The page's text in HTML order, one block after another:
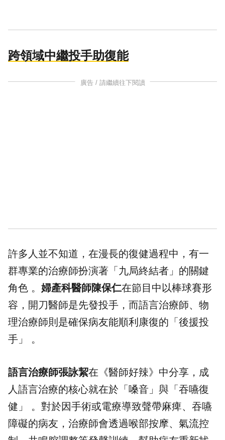
跨領域中繼投手助復能
廣告 / 請繼續往下閱讀
許多人並不知道，在漫長的復健過程中，有一
群專業的治療師扮演著「九局終結者」的關鍵
角色 。 婦產科醫師陳保仁在節目中以棒球賽形
容，開刀醫師是先發投手，而語言治療師、物
理治療師則是確保病友能順利康復的「後援投
手」 。
語言治療師張詠絜在《醫師好辣》中分享，成
人語言治療的核心就在於「嗓音」與「吞嚥復
健」 。對於因手術或電療導致聲帶麻痺、吞嚥
障礙的病友，治療師會透過喉部按摩、氣流控